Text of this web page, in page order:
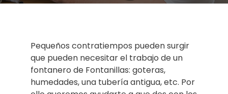
Pequeños contratiempos pueden surgir
que pueden necesitar el trabajo de un
fontanero de Fontanillas: goteras,
humedades, una tubería antigua, etc. Por